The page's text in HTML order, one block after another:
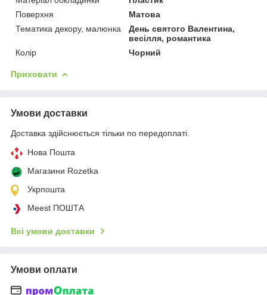
Поверхня
Матова
Тематика декору, малюнка
День святого Валентина,
весілля, романтика
Колір
Чорний
Приховати
Умови доставки
Доставка здійснюється тільки по передоплаті.
Нова Пошта
Магазини Rozetka
Укрпошта
Meest ПОШТА
Всі умови доставки
Умови оплати